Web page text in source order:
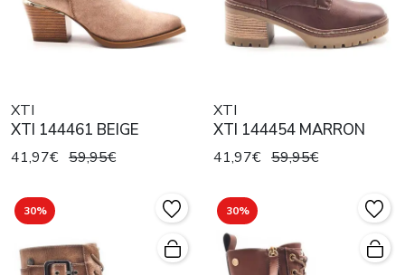
XTI
XTI 144461 BEIGE
41,97€ 59,95€
XTI
XTI 144454 MARRON
41,97€ 59,95€
30% 30%